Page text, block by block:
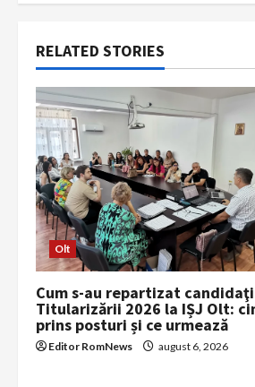
a
v
i
g
a
t
i
o
n
RELATED STORIES
Olt
Cum s-au repartizat
Titularizării 2026 la IȘJ Olt:
prins posturi și ce urmează
Editor RomNews august 6, 2026